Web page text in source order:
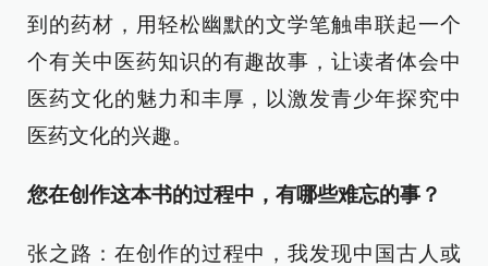
到的药材，用轻松幽默的文学笔触串联起一个
个有关中医药知识的有趣故事，让读者体会中
医药文化的魅力和丰厚，以激发青少年探究中
医药文化的兴趣。
您在创作这本书的过程中，有哪些难忘的事？
张之路：在创作的过程中，我发现中国古人或